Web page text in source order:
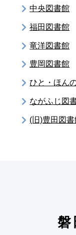
中央図書館
福田図書館
竜洋図書館
豊岡図書館
ひと・ほん
ながふじ図
(旧)豊田図
磐